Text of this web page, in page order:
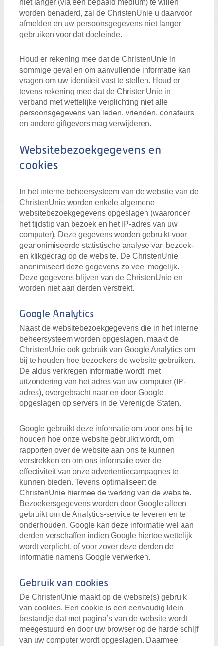
niet langer (via een bepaald medium) te willen
worden benaderd, zal de ChristenUnie u daarvoor
afmelden en uw persoonsgegevens niet langer
gebruiken voor dat doeleinde.
Houd er rekening mee dat de ChristenUnie in
sommige gevallen om aanvullende informatie kan
vragen om uw identiteit vast te stellen. Houd er
tevens rekening mee dat de ChristenUnie in
verband met wettelijke verplichting niet alle
persoonsgegevens van leden, vrienden, donateurs
en andere giftgevers mag verwijderen.
Websitebezoekgegevens en
cookies
In het interne beheersysteem van de website van de
ChristenUnie worden enkele algemene
websitebezoekgegevens opgeslagen (waaronder
het tijdstip van bezoek en het IP-adres van uw
computer). Deze gegevens worden gebruikt voor
geanonimiseerde statistische analyse van bezoek-
en klikgedrag op de website. De ChristenUnie
anonimiseert deze gegevens zo veel mogelijk.
Deze gegevens blijven van de ChristenUnie en
worden niet aan derden verstrekt.
Google Analytics
Naast de websitebezoekgegevens die in het interne
beheersysteem worden opgeslagen, maakt de
ChristenUnie ook gebruik van Google Analytics om
bij te houden hoe bezoekers de website gebruiken.
De aldus verkregen informatie wordt, met
uitzondering van het adres van uw computer (IP-
adres), overgebracht naar en door Google
opgeslagen op servers in de Verenigde Staten.
Google gebruikt deze informatie om voor ons bij te
houden hoe onze website gebruikt wordt, om
rapporten over de website aan ons te kunnen
verstrekken en om ons informatie over de
effectiviteit van onze advertentiecampagnes te
kunnen bieden. Tevens optimaliseert de
ChristenUnie hiermee de werking van de website.
Bezoekersgegevens worden door Google alleen
gebruikt om de Analytics-service te leveren en te
onderhouden. Google kan deze informatie wel aan
derden verschaffen indien Google hiertoe wettelijk
wordt verplicht, of voor zover deze derden de
informatie namens Google verwerken.
Gebruik van cookies
De ChristenUnie maakt op de website(s) gebruik
van cookies. Een cookie is een eenvoudig klein
bestandje dat met pagina’s van de website wordt
meegestuurd en door uw browser op de harde schijf
van uw computer wordt opgeslagen. Daarmee